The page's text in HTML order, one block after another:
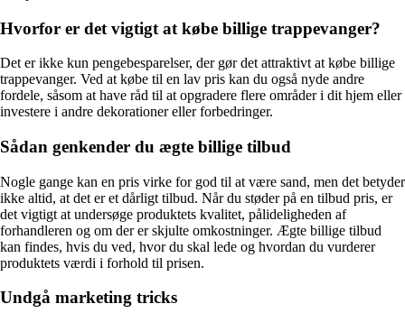
Hvorfor er det vigtigt at købe billige trappevanger?
Det er ikke kun pengebesparelser, der gør det attraktivt at købe billige
trappevanger. Ved at købe til en lav pris kan du også nyde andre
fordele, såsom at have råd til at opgradere flere områder i dit hjem eller
investere i andre dekorationer eller forbedringer.
Sådan genkender du ægte billige tilbud
Nogle gange kan en pris virke for god til at være sand, men det betyder
ikke altid, at det er et dårligt tilbud. Når du støder på en tilbud pris, er
det vigtigt at undersøge produktets kvalitet, pålideligheden af
forhandleren og om der er skjulte omkostninger. Ægte billige tilbud
kan findes, hvis du ved, hvor du skal lede og hvordan du vurderer
produktets værdi i forhold til prisen.
Undgå marketing tricks